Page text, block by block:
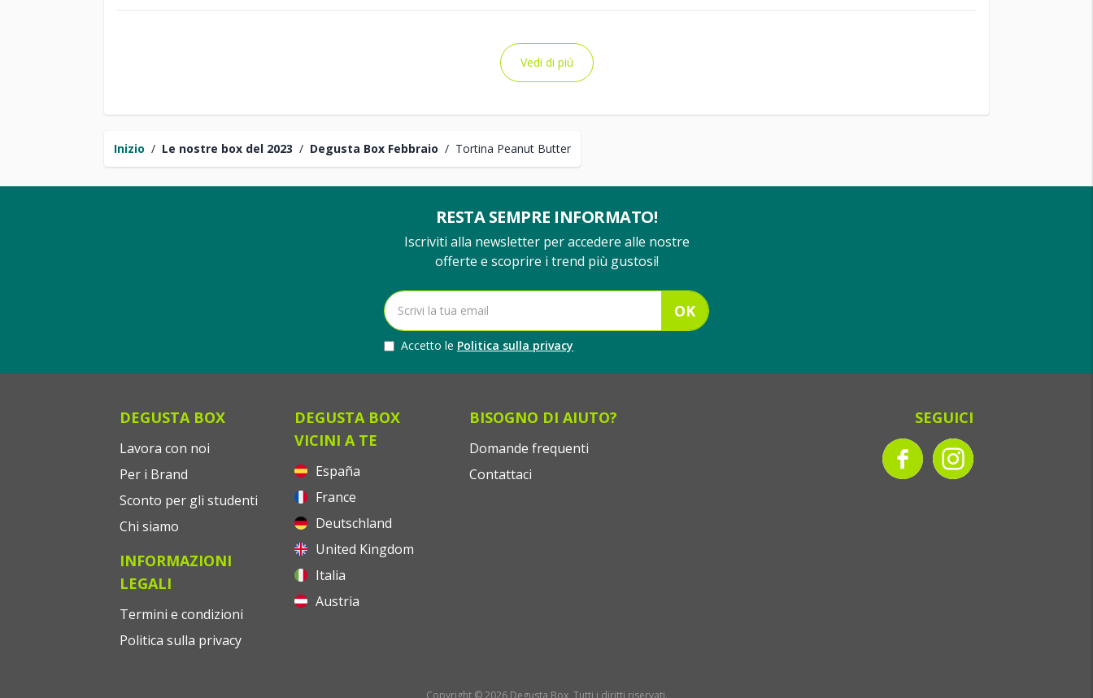
Inizio / Le nostre box del 2023 / Degusta Box Febbraio / Tortina Peanut Butter
Vedi di piú
RESTA SEMPRE INFORMATO!
Iscriviti alla newsletter per accedere alle nostre
offerte e scoprire i trend più gustosi!
OK
Accetto le Politica sulla privacy
DEGUSTA BOX
Lavora con noi
Per i Brand
Sconto per gli studenti
Chi siamo
INFORMAZIONI
LEGALI
Termini e condizioni
Politica sulla privacy
DEGUSTA BOX
VICINI A TE
España
France
Deutschland
United Kingdom
Italia
Austria
BISOGNO DI AIUTO?
Domande frequenti
Contattaci
SEGUICI
Copyright © 2026 Degusta Box, Tutti i diritti riservati.